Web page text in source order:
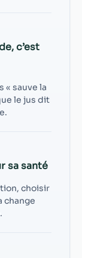
c’est
« sauve la
le jus dit
sa santé
choisir
change